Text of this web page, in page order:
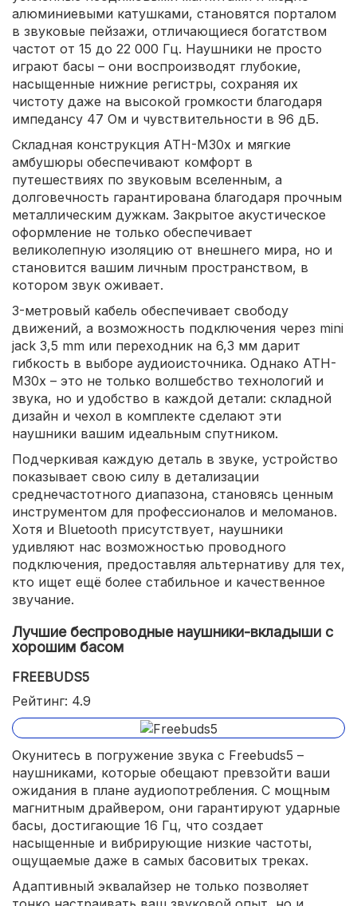
алюминиевыми катушками, становятся порталом
в звуковые пейзажи, отличающиеся богатством
частот от 15 до 22 000 Гц. Наушники не просто
играют басы – они воспроизводят глубокие,
насыщенные нижние регистры, сохраняя их
чистоту даже на высокой громкости благодаря
импедансу 47 Ом и чувствительности в 96 дБ.
Складная конструкция ATH-M30x и мягкие
амбушюры обеспечивают комфорт в
путешествиях по звуковым вселенным, а
долговечность гарантирована благодаря прочным
металлическим дужкам. Закрытое акустическое
оформление не только обеспечивает
великолепную изоляцию от внешнего мира, но и
становится вашим личным пространством, в
котором звук оживает.
3-метровый кабель обеспечивает свободу
движений, а возможность подключения через mini
jack 3,5 mm или переходник на 6,3 мм дарит
гибкость в выборе аудиоисточника. Однако ATH-
M30x – это не только волшебство технологий и
звука, но и удобство в каждой детали: складной
дизайн и чехол в комплекте сделают эти
наушники вашим идеальным спутником.
Подчеркивая каждую деталь в звуке, устройство
показывает свою силу в детализации
среднечастотного диапазона, становясь ценным
инструментом для профессионалов и меломанов.
Хотя и Bluetooth присутствует, наушники
удивляют нас возможностью проводного
подключения, предоставляя альтернативу для тех,
кто ищет ещё более стабильное и качественное
звучание.
Лучшие беспроводные наушники-вкладыши с
хорошим басом
FREEBUDS5
Рейтинг: 4.9
Окунитесь в погружение звука с Freebuds5 –
наушниками, которые обещают превзойти ваши
ожидания в плане аудиопотребления. С мощным
магнитным драйвером, они гарантируют ударные
басы, достигающие 16 Гц, что создает
насыщенные и вибрирующие низкие частоты,
ощущаемые даже в самых басовитых треках.
Адаптивный эквалайзер не только позволяет